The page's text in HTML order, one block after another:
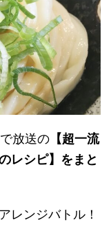
放送の 【超一流
レシピ】をまと
レンジバトル！